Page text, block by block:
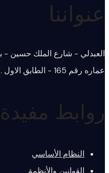
عنواننا
العبدلي - شارع الملك حسين
عماره رقم 165 - الطابق الاول .
روابط مفيدة
النظام الأساسي
القوانين والأنظمة